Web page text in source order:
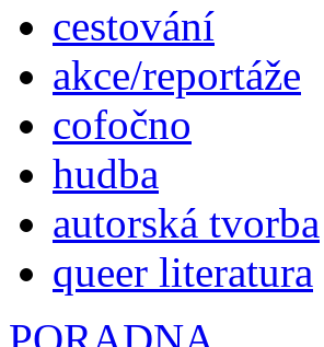
cestování
akce/reportáže
cofočno
hudba
autorská tvorba
queer literatura